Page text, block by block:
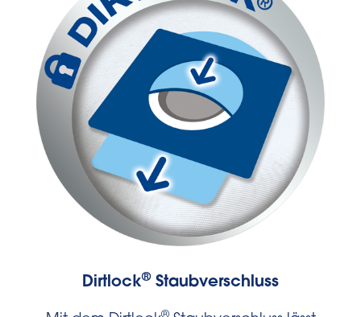
Dirtlock® Staubverschluss